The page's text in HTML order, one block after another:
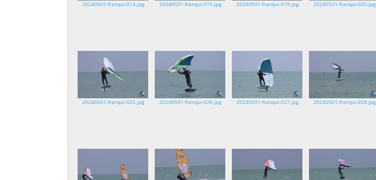
20240501-franqui-014.jpg 20240501-franqui-015.jpg 20240501-franqui-019.jpg 20240501-franqui-020.jpg
20240501-franqui-025.jpg 20240501-franqui-026.jpg 20240501-franqui-027.jpg 20240501-franqui-028.jpg